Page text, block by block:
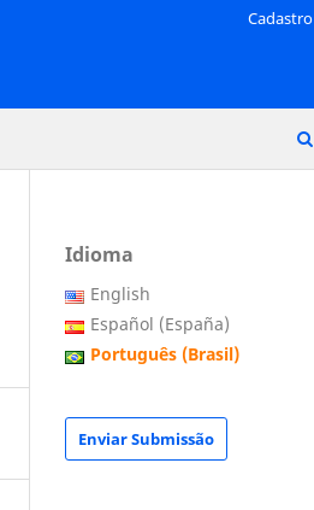
Cadastro
Idioma
English
Español (España)
Português (Brasil)
Enviar Submissão